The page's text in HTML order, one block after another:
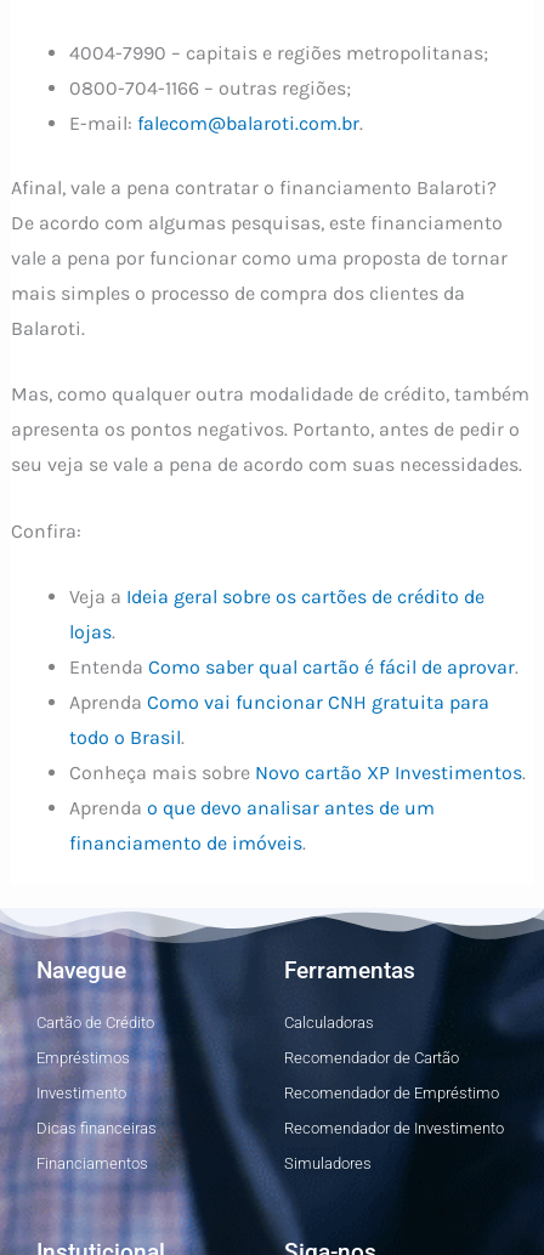
4004-7990 – capitais e regiões metropolitanas;
0800-704-1166 – outras regiões;
E-mail: falecom@balaroti.com.br.
Afinal, vale a pena contratar o financiamento Balaroti?
De acordo com algumas pesquisas, este financiamento
vale a pena por funcionar como uma proposta de tornar
mais simples o processo de compra dos clientes da
Balaroti.
Mas, como qualquer outra modalidade de crédito, também
apresenta os pontos negativos. Portanto, antes de pedir o
seu veja se vale a pena de acordo com suas necessidades.
Confira:
Veja a Ideia geral sobre os cartões de crédito de
lojas.
Entenda Como saber qual cartão é fácil de aprovar.
Aprenda Como vai funcionar CNH gratuita para
todo o Brasil.
Conheça mais sobre Novo cartão XP Investimentos.
Aprenda o que devo analisar antes de um
financiamento de imóveis.
Navegue
Cartão de Crédito
Empréstimos
Investimento
Dicas financeiras
Financiamentos
Ferramentas
Calculadoras
Recomendador de Cartão
Recomendador de Empréstimo
Recomendador de Investimento
Simuladores